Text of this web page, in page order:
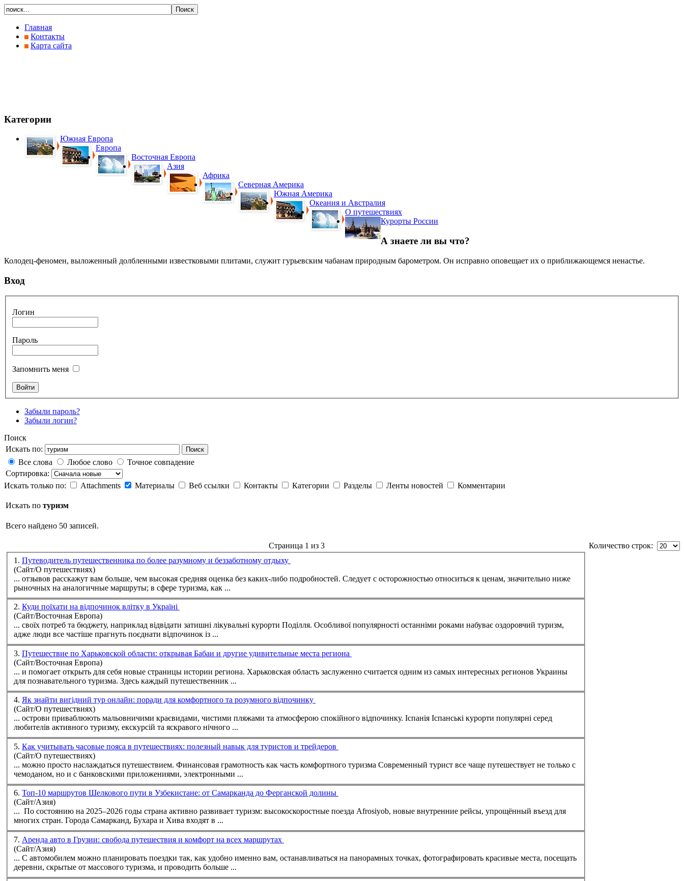
Главная
Контакты
Карта сайта
Категории
Южная Европа
Европа
Восточная Европа
Азия
Африка
Северная Америка
Южная Америка
Океания и Австралия
О путешествиях
Курорты России
А знаете ли вы что?
Колодец-феномен, выложенный долбленными известковыми плитами, служит гурьевским чабанам природным барометром. Он исправно оповещает их о приближающемся ненастье.
Вход
Логин
Пароль
Запомнить меня
Забыли пароль?
Забыли логин?
Поиск
Искать по:
Поиск
Все слова Любое слово
Точное совпадение
Сортировка:
Искать только по:
Attachments Материалы Веб ссылки Контакты Категории Разделы Ленты новостей Комментарии
Искать по туризм
Всего найдено 50 записей.
Количество строк:
Страница 1 из 3
1. Путеводитель путешественника по более разумному и беззаботному отдыху
(Сайт/О путешествиях)
... отзывов расскажут вам больше, чем высокая средняя оценка без каких-либо подробностей. Следует с осторожностью относиться к ценам, значительно ниже
рыночных на аналогичные маршруты; в сфере туризма, как ...
2. Куди поїхати на відпочинок влітку в Україні
(Сайт/Восточная Европа)
... своїх потреб та бюджету, наприклад відвідати затишні лікувальні курорти Поділля. Особливої популярності останніми роками набуває оздоровчий туризм,
адже люди все частіше прагнуть поєднати відпочинок із ...
3. Путешествие по Харьковской области: открывая Бабаи и другие удивительные места региона
(Сайт/Восточная Европа)
... и помогает открыть для себя новые страницы истории региона. Харьковская область заслуженно считается одним из самых интересных регионов Украины
для познавательного туризма. Здесь каждый путешественник ...
4. Як знайти вигідний тур онлайн: поради для комфортного та розумного відпочинку
(Сайт/О путешествиях)
... острови приваблюють мальовничими краєвидами, чистими пляжами та атмосферою спокійного відпочинку. Іспанія Іспанські курорти популярні серед
любителів активного туризму, екскурсій та яскравого нічного ...
5. Как учитывать часовые пояса в путешествиях: полезный навык для туристов и трейдеров
(Сайт/О путешествиях)
... можно просто наслаждаться путешествием. Финансовая грамотность как часть комфортного туризма Современный турист все чаще путешествует не только с
чемоданом, но и с банковскими приложениями, электронными ...
6. Топ-10 маршрутов Шелкового пути в Узбекистане: от Самарканда до Ферганской долины
(Сайт/Азия)
... По состоянию на 2025–2026 годы страна активно развивает туризм: высокоскоростные поезда Afrosiyob, новые внутренние рейсы, упрощённый въезд для
многих стран. Города Самарканд, Бухара и Хива входят в ...
7. Аренда авто в Грузии: свобода путешествия и комфорт на всех маршрутах
(Сайт/Азия)
... С автомобилем можно планировать поездки так, как удобно именно вам, останавливаться на панорамных точках, фотографировать красивые места, посещать
деревни, скрытые от массового туризма, и проводить больше ...